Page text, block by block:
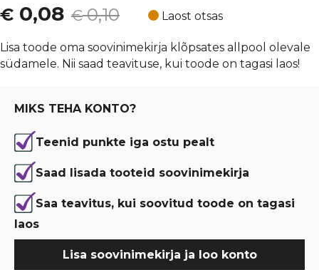
€0,10
Algne
hind
oli:
€ 0,10.
€ 0,08
Current
price
is:
€ 0,08.
Laost otsas
Lisa toode oma soovinimekirja klõpsates allpool olevale
südamele. Nii saad teavituse, kui toode on tagasi laos!
MIKS TEHA KONTO?
Teenid punkte iga ostu pealt
Saad lisada tooteid soovinimekirja
Saa teavitus, kui soovitud toode on tagasi
laos
Lisa soovinimekirja ja loo konto